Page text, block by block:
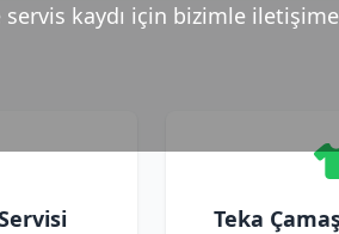
kaydı için bizimle iletişime
Teka